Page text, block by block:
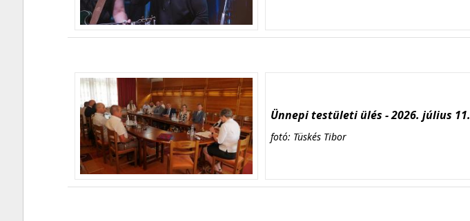
Ünnepi testületi ülés - 2026. július 11.
fotó: Tüskés Tibor